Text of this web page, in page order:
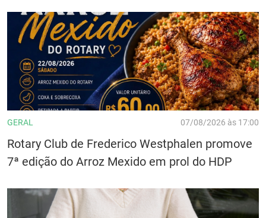
GERAL 07/08/2026 às 17:00
Rotary Club de Frederico Westphalen promove
7ª edição do Arroz Mexido em prol do HDP